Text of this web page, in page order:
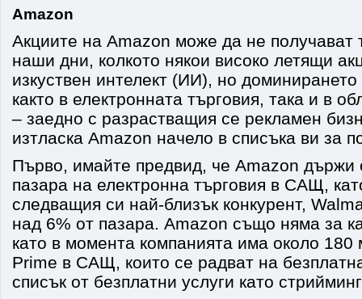
Amazon
Акциите на Amazon може да не получават
наши дни, колкото някои високо летящи
изкуствен интелект (ИИ), но
както в електронната търговия, така и в
– заедно с разрастващия се рекламен
изтласка Amazon начело в списъка ви за
Първо, имайте предвид, че Amazon държи
пазара на електронна търговия в САЩ,
следващия си най-близък конкурент,
над 6% от пазара. Amazon също няма за
като в момента компанията има около
Prime в САЩ, които се радват на
списък от безплатни услуги като